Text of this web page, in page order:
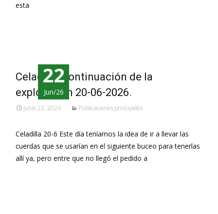
esta
22
Jun/26
Celadilla, continuación de la
exploración 20-06-2026.
junio 22, 2026 Publicaciones principales
Celadilla 20-6 Este día teníamos la idea de ir a llevar las
cuerdas que se usarían en el siguiente buceo para tenerlas
allí ya, pero entre que no llegó el pedido a